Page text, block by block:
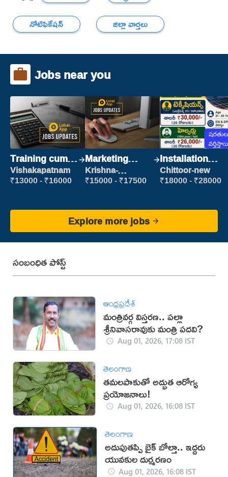
నోటిఫికేషన్
జిల్లా వార్తలు
Jobs near you
Training cum
Placement
Vishakapatnam
₹13000 - ₹16000
Marketing
Executive
Krishna-
vijayawada
₹15000 - ₹17500
Installation
Engineer/
Helper
Chittoor-new
₹18000 - ₹28000
Explore more jobs
సంబంధిత పోస్ట్
ఆంధ్రప్రదేశ్
మంత్రివర్గ విస్తరణ.. పల్లా
శ్రీనివాసరావుకు మంత్రి పదవి?
Aug 01, 2026, 17:08 IST
తెలంగాణ
తమలపాకుతో అద్భుత ఆరోగ్య
ప్రయోజనాలు!
Aug 01, 2026, 16:08 IST
తెలంగాణ
అదుపుతప్పి బైక్ బోల్తా.. ఇద్దరు
యువకుల దుర్మరణం
Aug 01, 2026, 16:08 IST